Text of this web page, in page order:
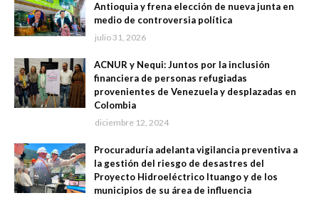
Antioquia y frena elección de nueva junta en
medio de controversia política
julio 31, 2026
ACNUR y Nequi: Juntos por la inclusión
financiera de personas refugiadas
provenientes de Venezuela y desplazadas en
Colombia
diciembre 12, 2024
Procuraduría adelanta vigilancia preventiva a
la gestión del riesgo de desastres del
Proyecto Hidroeléctrico Ituango y de los
municipios de su área de influencia